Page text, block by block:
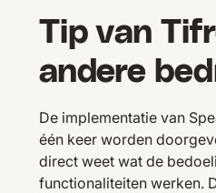
Tip van
andere
De implementatie van
één keer worden
direct weet wat de
functionaliteiten werken.